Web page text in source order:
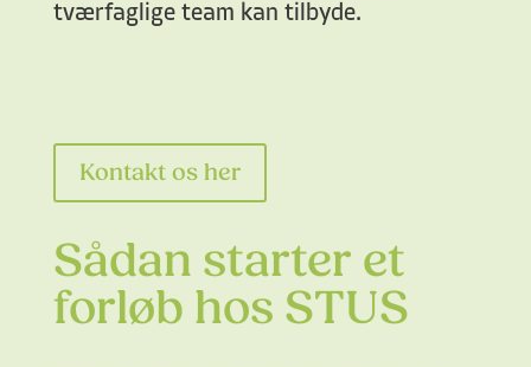
tværfaglige team kan tilbyde.
Kontakt os her
Sådan starter et
forløb hos STUS